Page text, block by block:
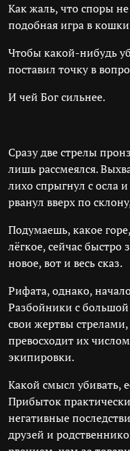
Как жаль, что споры
подобная игра в
Чтобы какой-нибудь
поставил точку в
И чей Бог сильнее.
Сразу две стрелы
лишь рассмеялся.
лихо спрыгнул с осла
рванул вверх по
Подумаешь, какое
лёгкое, сейчас
новое, вот и весь сказ.
Рифата, однако,
Разбойники с
свои жертвы
превосходит их
экипировки.
Какой смысл убивать,
Прибыток
негативные
друзей и